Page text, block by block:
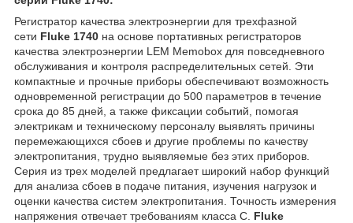
Регистратор качества электроэнергии для трехфазной
сети Fluke 1740 на основе портативных регистраторов
качества электроэнергии LEM Memobox для повседневного
обслуживания и контроля распределительных сетей. Эти
компактные и прочные приборы обеспечивают возможность
одновременной регистрации до 500 параметров в течение
срока до 85 дней, а также фиксации событий, помогая
электрикам и техническому персоналу выявлять причины
перемежающихся сбоев и другие проблемы по качеству
электропитания, трудно выявляемые без этих приборов.
Серия из трех моделей предлагает широкий набор функций
для анализа сбоев в подаче питания, изучения нагрузок и
оценки качества систем электропитания. Точность измерения
напряжения отвечает требованиям класса С. Fluke